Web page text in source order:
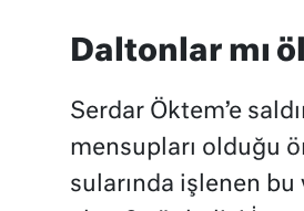
Daltonlar mı
Serdar Öktem’e
mensupları olduğu
sularında işlenen